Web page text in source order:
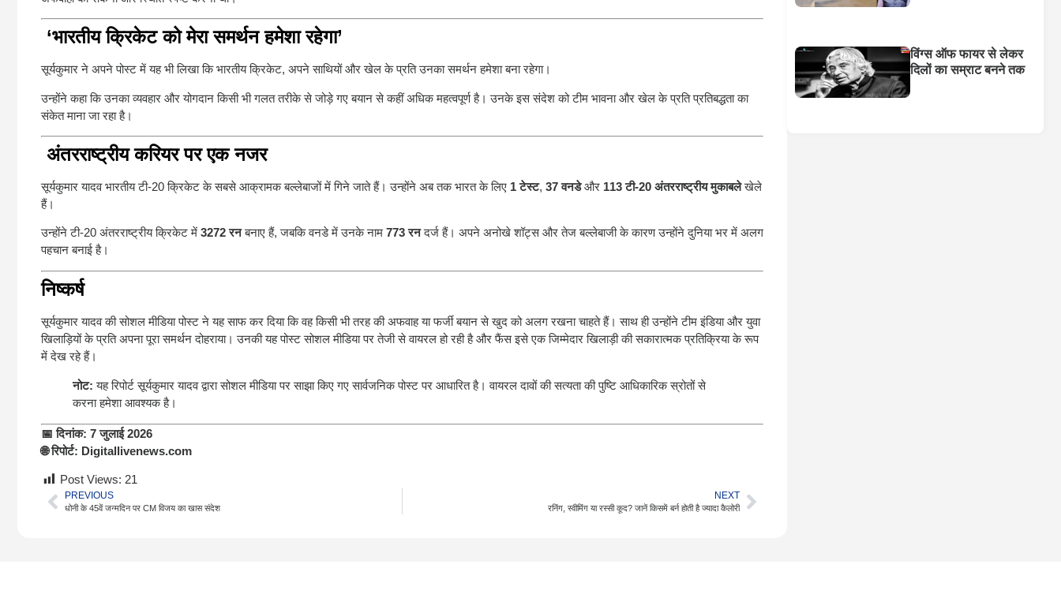
‘भारतीय क्रिकेट को मेरा समर्थन हमेशा रहेगा’
सूर्यकुमार ने अपने पोस्ट में यह भी लिखा कि भारतीय क्रिकेट, अपने साथियों और खेल के प्रति उनका समर्थन हमेशा बना रहेगा।
उन्होंने कहा कि उनका व्यवहार और योगदान किसी भी गलत तरीके से जोड़े गए बयान से कहीं अधिक महत्वपूर्ण है। उनके इस संदेश को टीम भावना और खेल के प्रति प्रतिबद्धता का
संकेत माना जा रहा है।
अंतरराष्ट्रीय करियर पर एक नजर
सूर्यकुमार यादव भारतीय टी-20 क्रिकेट के सबसे आक्रामक बल्लेबाजों में गिने जाते हैं। उन्होंने अब तक भारत के लिए 1 टेस्ट, 37 वनडेऔर 113 टी-20 अंतरराष्ट्रीय मुकाबलेखेले
हैं।
उन्होंने टी-20 अंतरराष्ट्रीय क्रिकेट में 3272 रनबनाए हैं, जबकि वनडे में उनके नाम 773 रनदर्ज हैं। अपने अनोखे शॉट्स और तेज बल्लेबाजी के कारण उन्होंने दुनिया भर में अलग
पहचान बनाई है।
निष्कर्ष
सूर्यकुमार यादव की सोशल मीडिया पोस्ट ने यह साफ कर दिया कि वह किसी भी तरह की अफवाह या फर्जी बयान से खुद को अलग रखना चाहते हैं। साथ ही उन्होंने टीम इंडिया और युवा
खिलाड़ियों के प्रति अपना पूरा समर्थन दोहराया। उनकी यह पोस्ट सोशल मीडिया पर तेजी से वायरल हो रही है और फैंस इसे एक जिम्मेदार खिलाड़ी की सकारात्मक प्रतिक्रिया के रूप
में देख रहे हैं।
नोट: यह रिपोर्ट सूर्यकुमार यादव द्वारा सोशल मीडिया पर साझा किए गए सार्वजनिक पोस्ट पर आधारित है। वायरल दावों की सत्यता की पुष्टि आधिकारिक स्रोतों से
करना हमेशा आवश्यक है।
📅 दिनांक: 7 जुलाई 2026
🌐 रिपोर्ट: Digitallivenews.com
Post Views: 21
PREVIOUS
धोनी के 45वें जन्मदिन पर CM विजय का खास संदेश
NEXT
रनिंग, स्वीमिंग या रस्सी कूद? जानें किसमें बर्न होती है ज्यादा कैलोरी
विंग्स ऑफ फायर से लेकर
दिलों का सम्राट बनने तक